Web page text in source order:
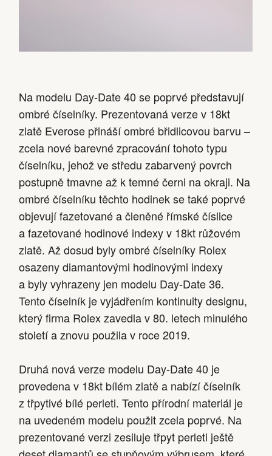
Na modelu Day-Date 40 se poprvé představují
ombré číselníky. Prezentovaná verze v 18kt
zlatě Everose přináší ombré břidlicovou barvu –
zcela nové barevné zpracování tohoto typu
číselníku, jehož ve středu zabarvený povrch
postupně tmavne až k temné černi na okraji. Na
ombré číselníku těchto hodinek se také poprvé
objevují fazetované a členěné římské číslice
a fazetované hodinové indexy v 18kt růžovém
zlatě. Až dosud byly ombré číselníky Rolex
osazeny diamantovými hodinovými indexy
a byly vyhrazeny jen modelu Day-Date 36.
Tento číselník je vyjádřením kontinuity designu,
který firma Rolex zavedla v 80. letech minulého
století a znovu použila v roce 2019.
Druhá nová verze modelu Day-Date 40 je
provedena v 18kt bílém zlatě a nabízí číselník
z třpytivé bílé perleti. Tento přírodní materiál je
na uvedeném modelu použit zcela poprvé. Na
prezentované verzi zesiluje třpyt perleti ještě